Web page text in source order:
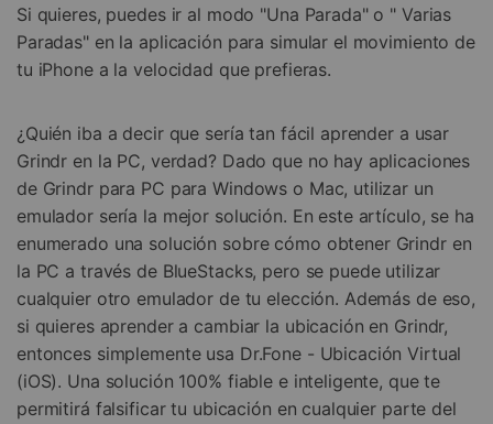
Si quieres, puedes ir al modo "Una Parada" o " Varias
Paradas" en la aplicación para simular el movimiento de
tu iPhone a la velocidad que prefieras.
¿Quién iba a decir que sería tan fácil aprender a usar
Grindr en la PC, verdad? Dado que no hay aplicaciones
de Grindr para PC para Windows o Mac, utilizar un
emulador sería la mejor solución. En este artículo, se ha
enumerado una solución sobre cómo obtener Grindr en
la PC a través de BlueStacks, pero se puede utilizar
cualquier otro emulador de tu elección. Además de eso,
si quieres aprender a cambiar la ubicación en Grindr,
entonces simplemente usa Dr.Fone - Ubicación Virtual
(iOS). Una solución 100% fiable e inteligente, que te
permitirá falsificar tu ubicación en cualquier parte del